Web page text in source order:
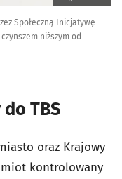
Społeczną Inicjatywę
niższym od
TBS
oraz Krajowy
kontrolowany